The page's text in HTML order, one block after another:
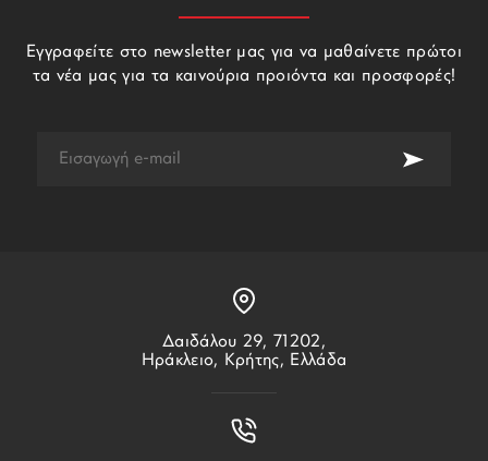
Δαιδάλου 29, 71202,
Ηράκλειο, Κρήτης, Ελλάδα
Εγγραφείτε στο newsletter μας για να μαθαίνετε πρώτοι
τα νέα μας για τα καινούρια προιόντα και προσφορές!